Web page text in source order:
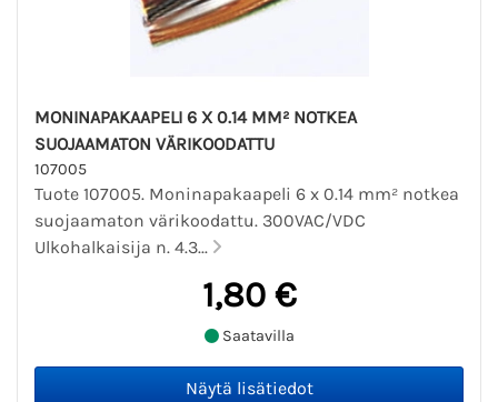
MONINAPAKAAPELI 6 X 0.14 MM² NOTKEA
SUOJAAMATON VÄRIKOODATTU
107005
Tuote 107005. Moninapakaapeli 6 x 0.14 mm² notkea
suojaamaton värikoodattu. 300VAC/VDC
Ulkohalkaisija n. 4.3...
1,80 €
Saatavilla